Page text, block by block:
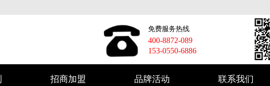
免费服务热线
400-8872-089
153-0550-6886
招商加盟 品牌活动 联系我们